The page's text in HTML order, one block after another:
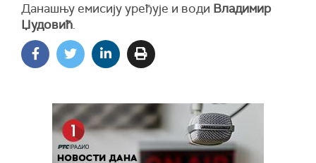
Данашњу емисију уређује и води Владимир
Џудовић.